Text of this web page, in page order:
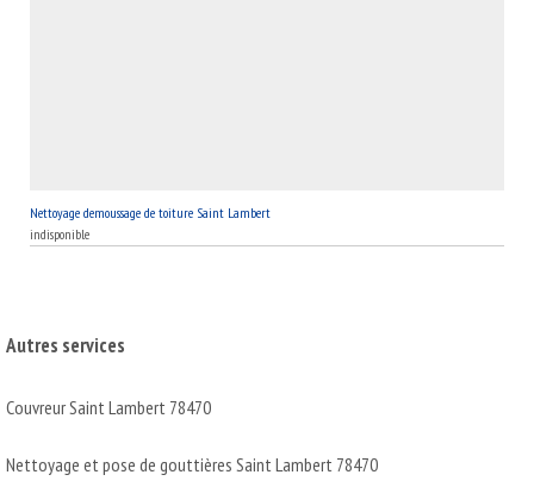
Nettoyage demoussage de toiture Saint Lambert
indisponible
Autres services
Couvreur Saint Lambert 78470
Nettoyage et pose de gouttières Saint Lambert 78470